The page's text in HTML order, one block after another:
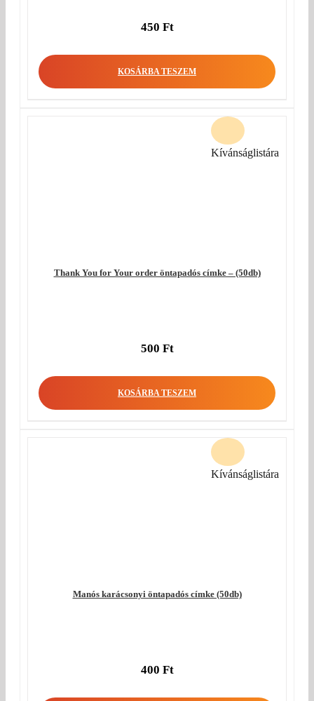
450 Ft
KOSÁRBA TESZEM
Thank You for Your order öntapadós címke – (50db)
500 Ft
KOSÁRBA TESZEM
Kívánságlistára
Manós karácsonyi öntapadós címke (50db)
400 Ft
Kívánságlistára